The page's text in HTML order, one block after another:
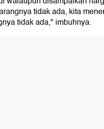
tidak ada, kita
tidak ada," imbuhnya.